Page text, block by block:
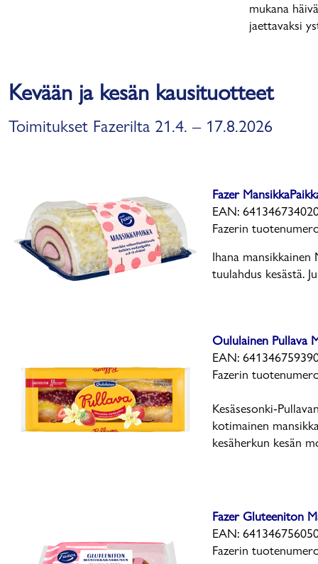
mukana
jaettavaksi
Kevään ja kesän kausituotteet
Toimitukset Fazerilta 21.4. – 17.8.2026
Fazer
EAN:
Fazerin
Ihana
tuulahdus kesästä.
Oululainen Pullava
EAN:
Fazerin
Kesäsesonki-
kotimainen
kesäherkun kesän
Fazer Gluteeniton
EAN:
Fazerin